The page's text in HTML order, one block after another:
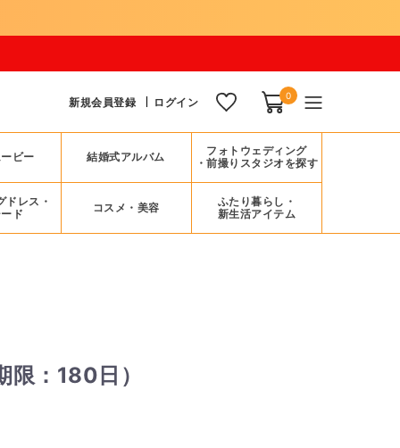
新規会員登録 ログイン 0
ビー 結婚式アルバム
フォトウェディング
・前撮りスタジオを探す
ドレス・
ド
コスメ・美容
ふたり暮らし・
新生活アイテム
：180日）